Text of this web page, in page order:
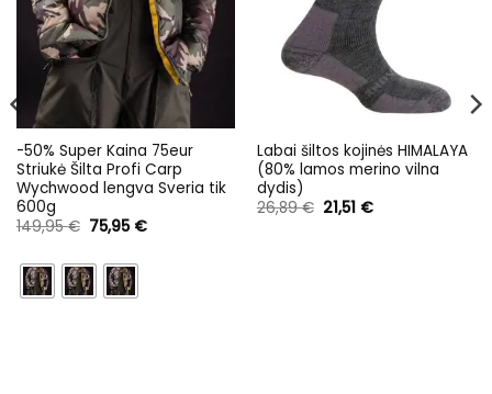
-50% Super Kaina 75eur
Striukė Šilta Profi Carp
Wychwood lengva Sveria tik
600g
149,95€ Original
price
149,95 €.
75,95 €Current
Labai šiltos kojinės HIMALAYA
(80% lamos merino vilna
dydis)
26,89€ Original
price
21,51 €Current